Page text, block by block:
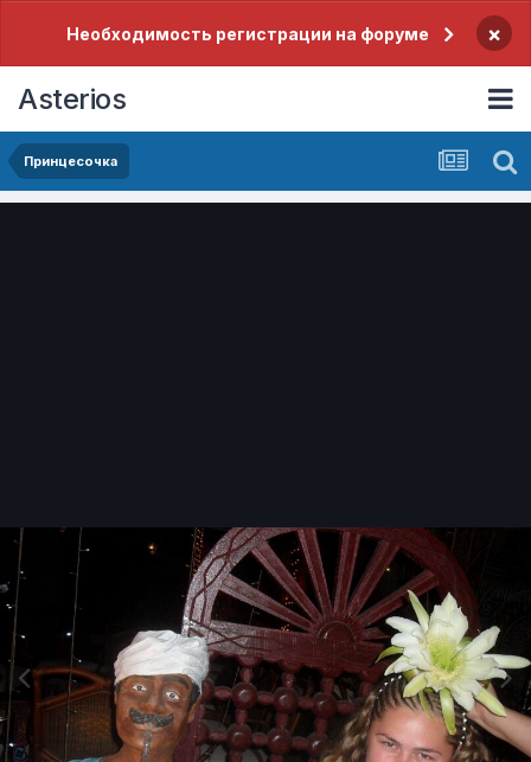
Необходимость регистрации на форуме ×
Asterios
Принцесочка